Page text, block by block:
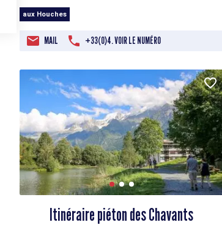
aux Houches
MAIL +33(0)4. VOIR LE NUMÉRO
Itinéraire piéton des Chavants